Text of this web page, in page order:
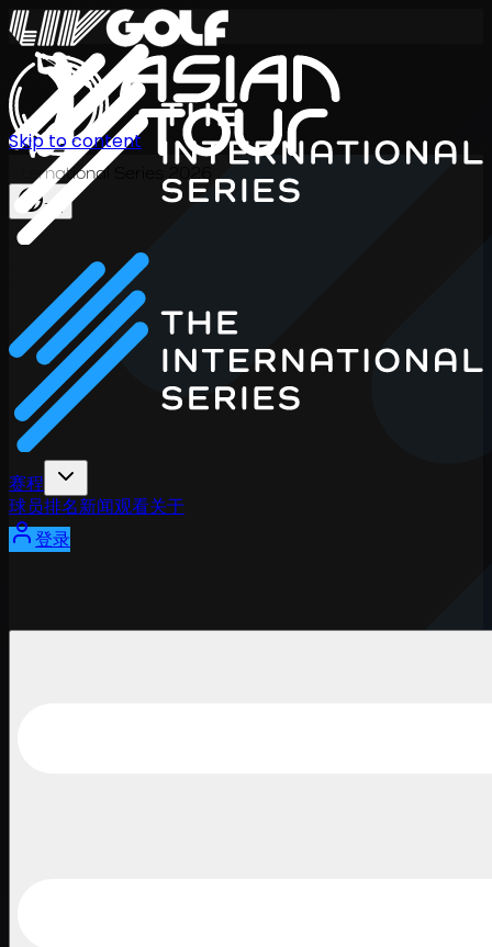
International Series 2026
ZH
赛程
球员排名新闻观看关于
登录
Skip to content